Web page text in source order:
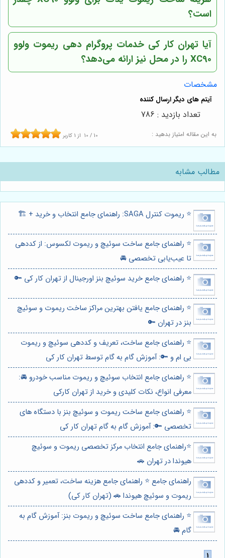
است؟
آیاتهران کار کی خدمات پروگرام دهی ریموت ولوو
XC90 را در محل نیز ارائه می‌دهد؟
مشخصات
به این مقاله امتیاز بدهید : 10 / 10 از 1 کاربر
تعداد بازدید : 786
مطالب مشابه
⭐️ ریموت کنترل SAGA: راهنمای جامع انتخاب و خرید + 🏗️
⭐️ راهنمای جامع ساخت سوئیچ و ریموت لکسوس: از کددهی
تا عیب‌یابی تخصصی 🚘
⭐️ راهنمای جامع خرید سوئیچ بنز اورجینال از تهران کار کی 🔑
⭐️ راهنمای جامع یافتن بهترین مراکز ساخت ریموت و سوئیچ
بنز در تهران 🔑
⭐️ راهنمای جامع ساخت، تعریف و کددهی سوئیچ و ریموت
بی ام و 🔑: آموزش گام به گام توسط تهران کار کی
⭐️ راهنمای جامع انتخاب سوئیچ و ریموت مناسب خودرو 🚘:
معرفی انواع، نکات کلیدی و خرید از تهران کارکی
⭐️ راهنمای جامع ساخت ریموت و سوئیچ بنز با دستگاه های
تخصصی 🔑: آموزش گام به گام تهران کار کی
⭐️راهنمای جامع انتخاب مرکز تخصصی ریموت و سوئیچ
هیوندا در تهران 🚗
راهنمای جامع ⭐️ راهنمای جامع هزینه ساخت، تعمیر و کددهی
ریموت و سوئیچ هیوندا 🚗 (تهران کار کی)
⭐️ راهنمای جامع ساخت سوئیچ و ریموت بنز: آموزش گام به
گام 🚘